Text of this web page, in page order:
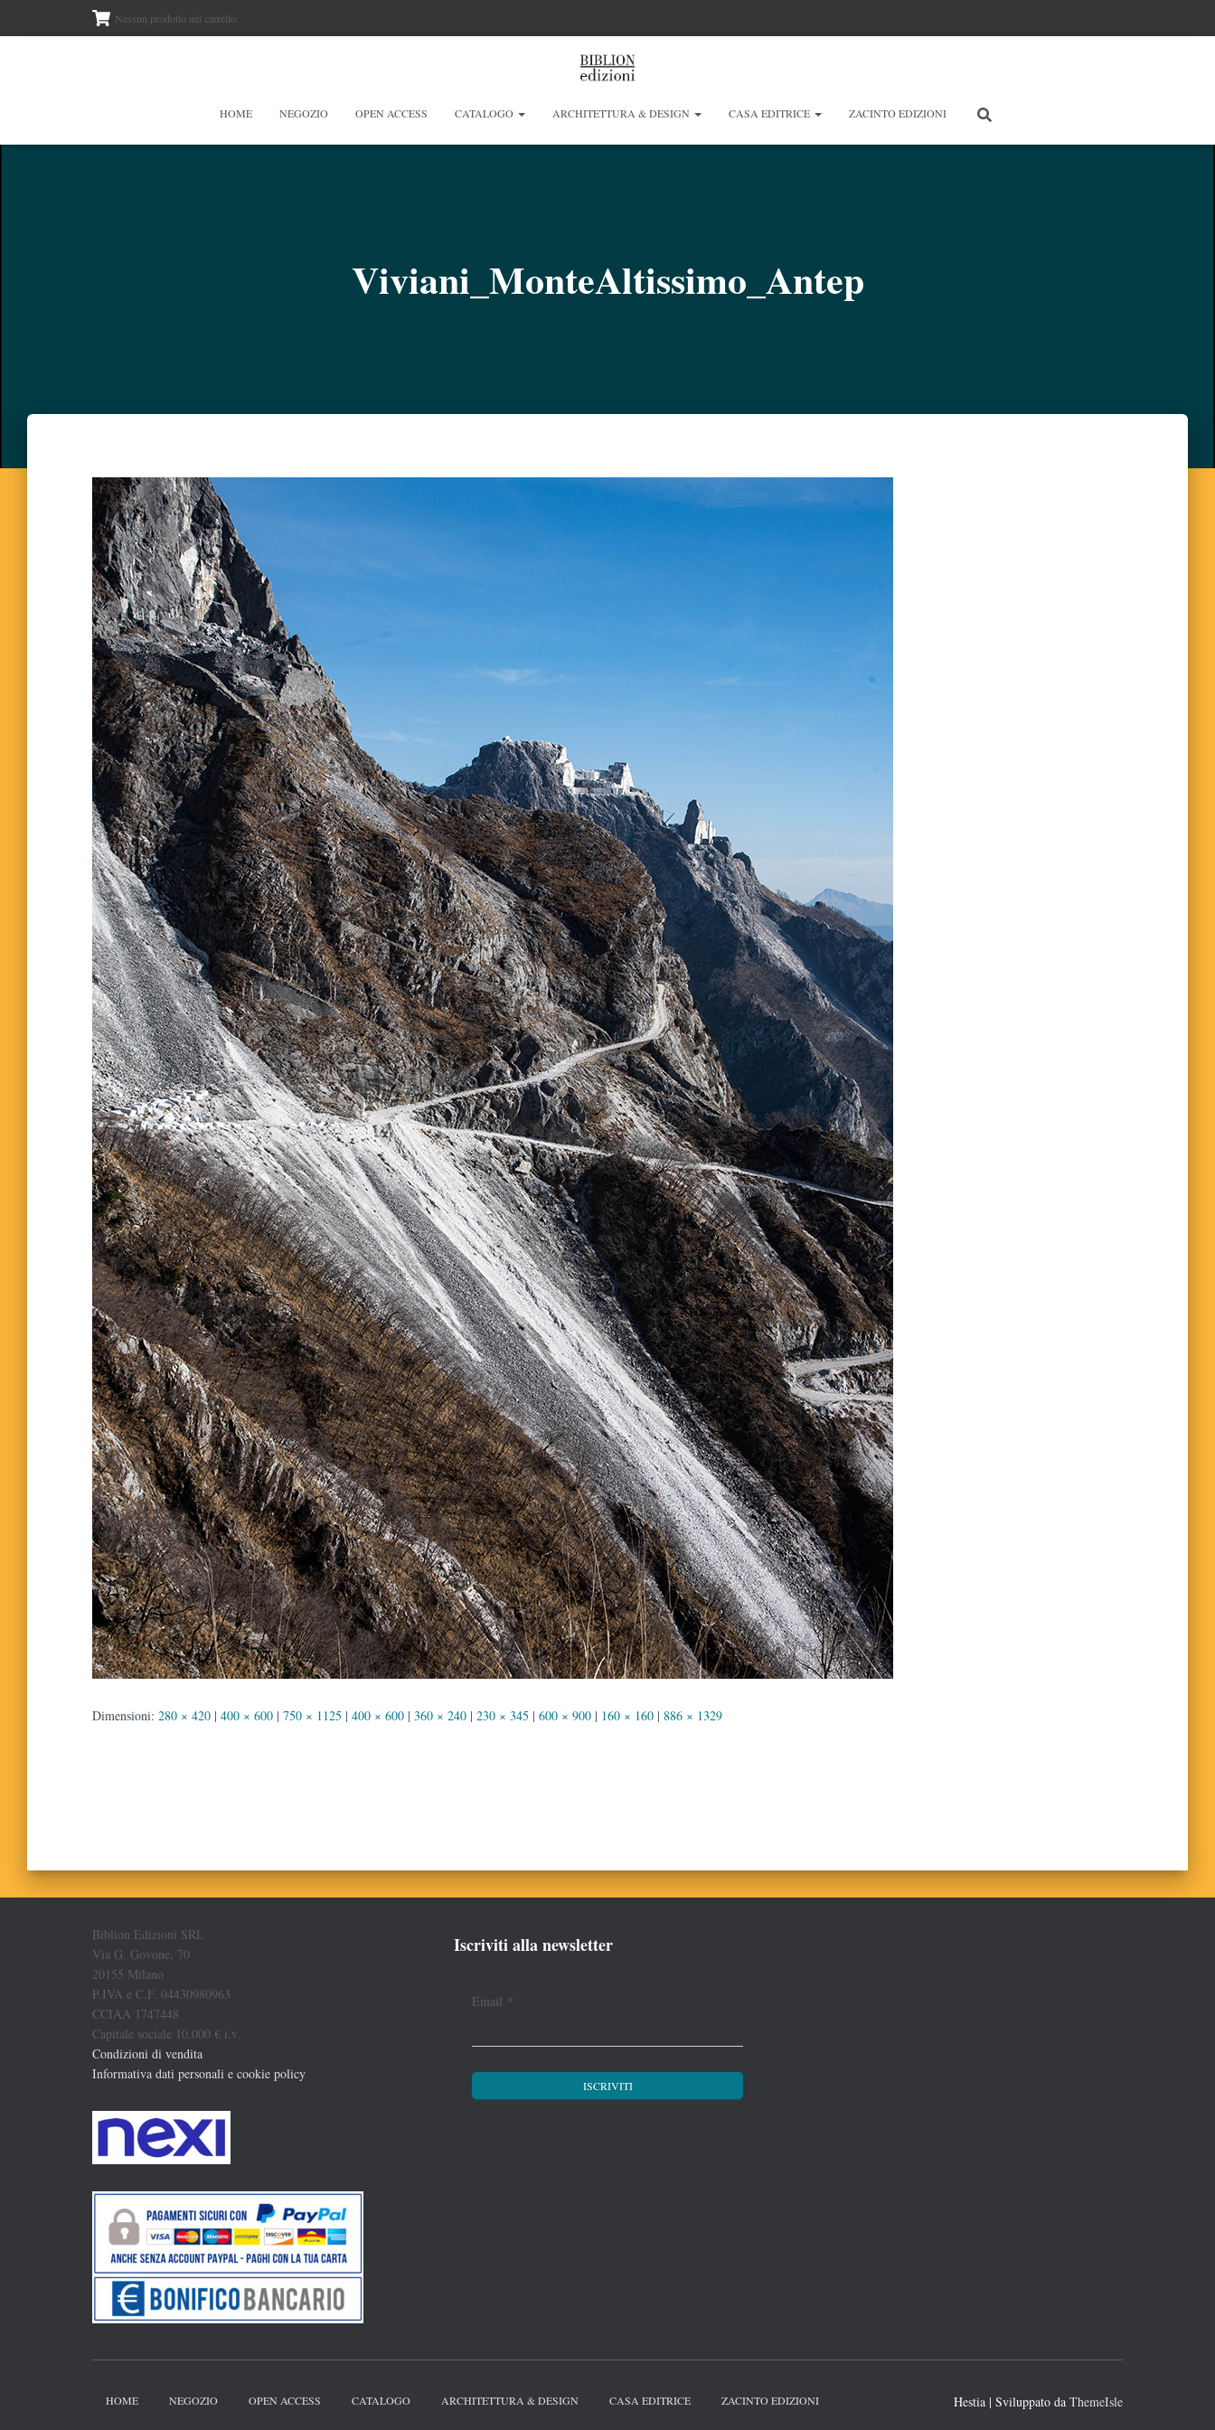
Nessun prodotto nel carrello.
HOME NEGOZIO OPEN ACCESS CATALOGO ARCHITETTURA & DESIGN CASA EDITRICE ZACINTO EDIZIONI
Viviani_MonteAltissimo_Antep
Dimensioni: 280 × 420 | 400 × 600 | 750 × 1125 | 400 × 600 | 360 × 240 | 230 × 345 | 600 × 900 | 160 × 160 | 886 × 1329
Biblion Edizioni SRL
Via G. Govone, 70
20155 Milano
P.IVA e C.F. 04430980963
CCIAA 1747448
Capitale sociale 10.000 € i.v.
Condizioni di vendita
Informativa dati personali e cookie policy
Iscriviti alla newsletter
Email *
HOME NEGOZIO OPEN ACCESS CATALOGO ARCHITETTURA & DESIGN CASA EDITRICE ZACINTO EDIZIONI Hestia | Sviluppato da ThemeIsle